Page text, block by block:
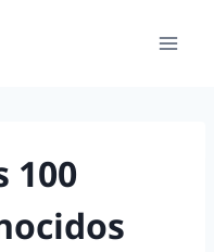
100